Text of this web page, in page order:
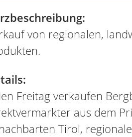
von regionalen,
Freitag verkaufen
aus dem
Tirol,